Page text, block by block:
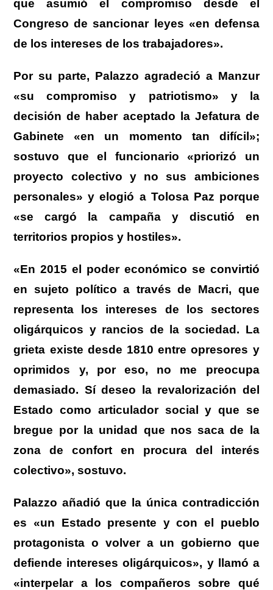
que asumió el compromiso desde el
Congreso de sancionar leyes «en defensa
de los intereses de los trabajadores».
Por su parte, Palazzo agradeció a Manzur
«su compromiso y patriotismo» y la
decisión de haber aceptado la Jefatura de
Gabinete «en un momento tan difícil»;
sostuvo que el funcionario «priorizó un
proyecto colectivo y no sus ambiciones
personales» y elogió a Tolosa Paz porque
«se cargó la campaña y discutió en
territorios propios y hostiles».
«En 2015 el poder económico se convirtió
en sujeto político a través de Macri, que
representa los intereses de los sectores
oligárquicos y rancios de la sociedad. La
grieta existe desde 1810 entre opresores y
oprimidos y, por eso, no me preocupa
demasiado. Sí deseo la revalorización del
Estado como articulador social y que se
bregue por la unidad que nos saca de la
zona de confort en procura del interés
colectivo», sostuvo.
Palazzo añadió que la única contradicción
es «un Estado presente y con el pueblo
protagonista o volver a un gobierno que
defiende intereses oligárquicos», y llamó a
«interpelar a los compañeros sobre qué